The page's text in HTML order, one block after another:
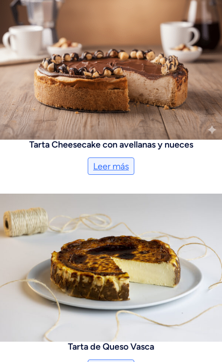
Tarta Cheesecake con avellanas y nueces
Leer más
Tarta de Queso Vasca